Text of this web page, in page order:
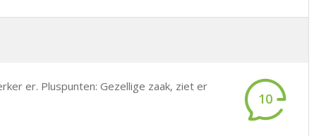
er. Pluspunten: Gezellige zaak, ziet er
10